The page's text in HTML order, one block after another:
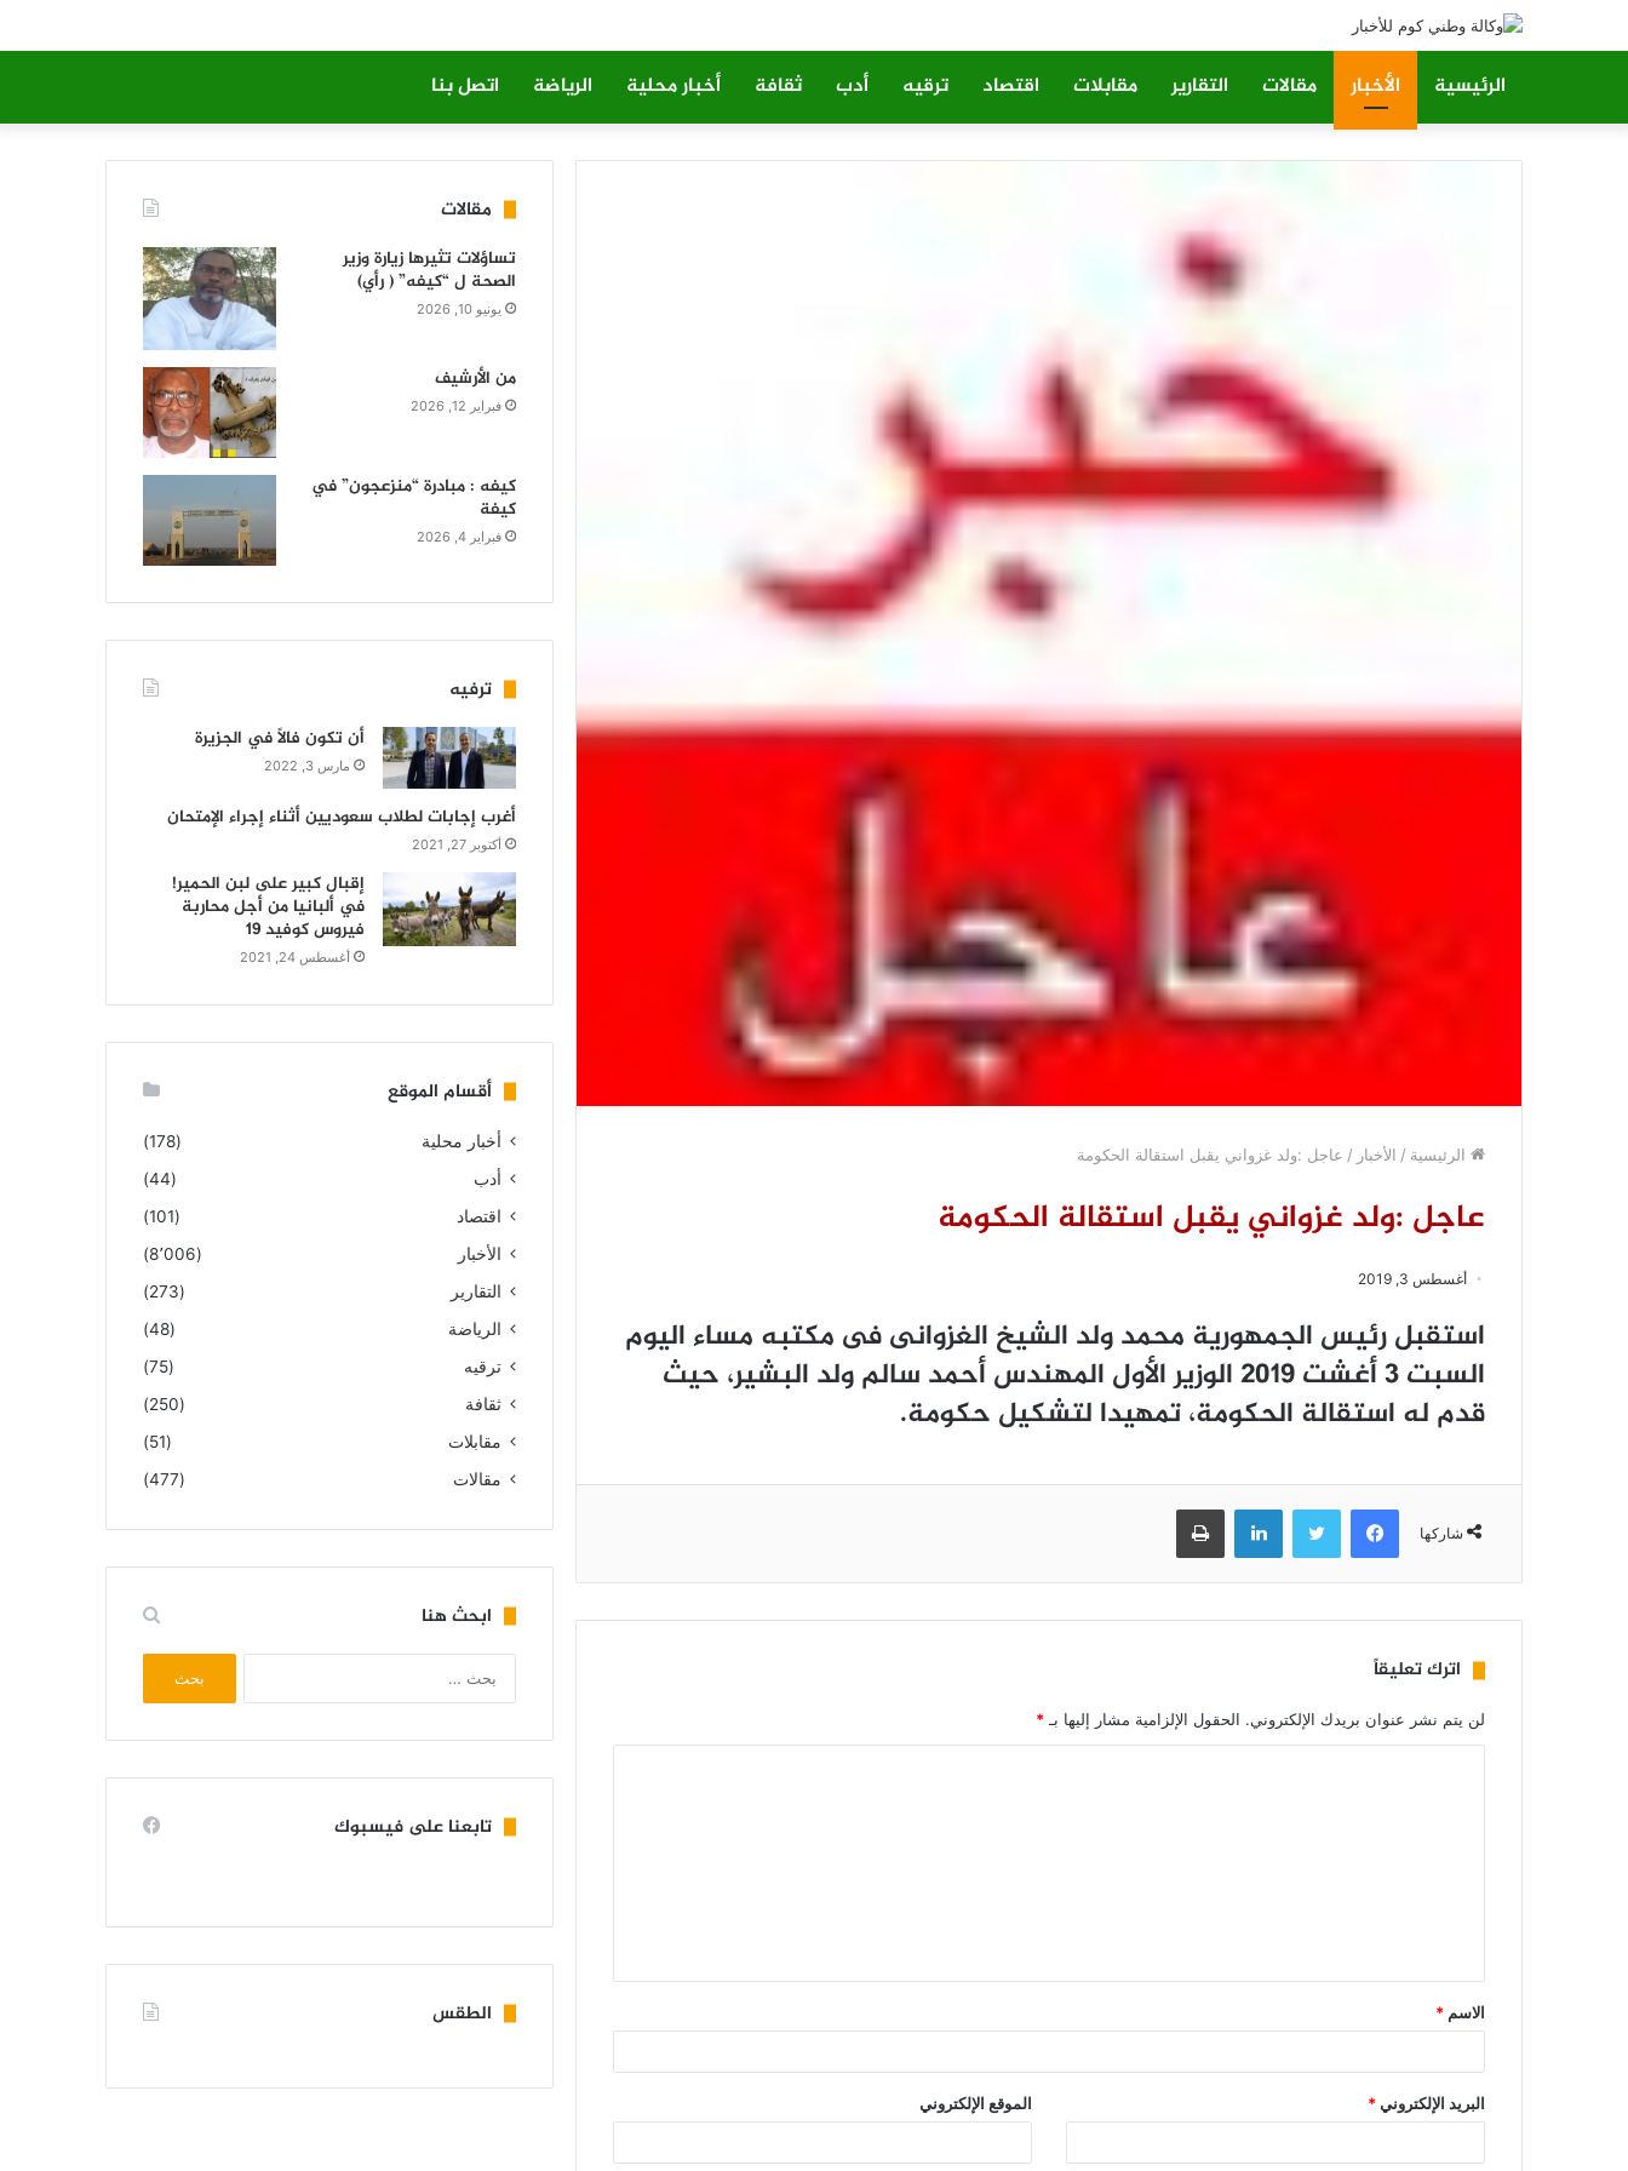
الرئيسية الأخبار مقالات التقارير مقابلات اقتصاد ترقيه أدب ثقافة أخبار محلية الرياضة اتصل بنا
الرئيسية / الأخبار / عاجل :ولد غزواني يقبل استقالة الحكومة
عاجل :ولد غزواني يقبل استقالة الحكومة
أغسطس 3, 2019
ﺍﺳﺘﻘﺒﻞ ﺭﺋﻴﺲ ﺍﻟﺠﻤﻬﻮﺭﻳﺔ ﻣﺤﻤﺪ ﻭﻟﺪ ﺍﻟﺸﻴﺦ ﺍﻟﻐﺰﻭﺍﻧﻰ ﻓﻰ ﻣﻜﺘﺒﻪ مساء ﺍﻟﻴﻮﻡ
ﺍﻟﺴﺒﺖ 3 ﺃﻏﺸﺖ 2019 ﺍﻟﻮﺯﻳﺮ ﺍﻷﻭﻝ ﺍﻟﻤﻬﻨﺪﺱ ﺃﺣﻤﺪ ﺳﺎﻟﻢ ﻭﻟﺪ ﺍﻟﺒﺸﻴﺮ، ﺣﻴﺚ
ﻗﺪﻡ ﻟﻪ ﺍﺳﺘﻘﺎﻟﺔ ﺍﻟﺤﻜﻮﻣﺔ، ﺗﻤﻬﻴﺪﺍ ﻟﺘﺸﻜﻴﻞ ﺣﻜﻮﻣﺔ.
شاركها
فيسبوك تويتر لينكدإن طباعة
اترك تعليقاً
لن يتم نشر عنوان بريدك الإلكتروني. الحقول الإلزامية مشار إليها بـ*
الاسم *
البريد الإلكتروني* الموقع الإلكتروني
مقالات
تساؤلات تثيرها زيارة وزير
الصحة ل “كيفه” ( رأي)
يونيو 10, 2026
من الأرشيف
فبراير 12, 2026
كيفه : مبادرة “منزعجون” في
كيفة
فبراير 4, 2026
ترفيه
أن تكون فالاً في الجزيرة
مارس 3, 2022
أغرب إجابات لطلاب سعوديين أثناء إجراء الإمتحان
أكتوبر 27, 2021
إقبال كبير على لبن الحمير!
في ألبانيا من أجل محاربة
فيروس كوفيد 19
أغسطس 24, 2021
أقسام الموقع
أخبار محلية
(178)
أدب
(44)
اقتصاد
(101)
الأخبار
(8٬006)
التقارير
(273)
الرياضة
(48)
ترقيه
(75)
ثقافة
(250)
مقابلات
(51)
مقالات
(477)
ابحث هنا
تابعنا على فيسبوك
الطقس